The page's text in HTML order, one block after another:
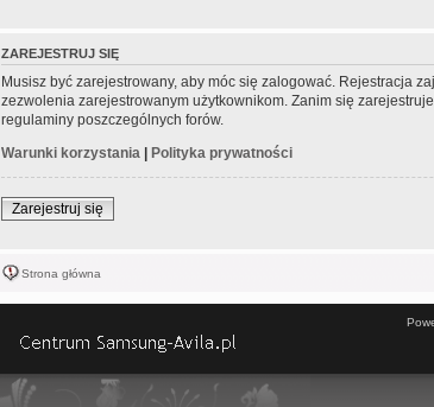
ZAREJESTRUJ SIĘ
Musisz być zarejestrowany, aby móc się zalogować. Rejestracja
zezwolenia zarejestrowanym użytkownikom. Zanim się
regulaminy poszczególnych forów.
Warunki korzystania | Polityka prywatności
Zarejestruj się
Strona główna